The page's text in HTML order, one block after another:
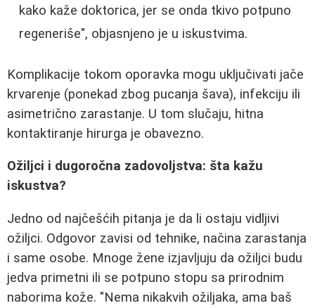
kako kaže doktorica, jer se onda tkivo potpuno
regeneriše", objasnjeno je u iskustvima.
Komplikacije tokom oporavka mogu uključivati jače
krvarenje (ponekad zbog pucanja šava), infekciju ili
asimetrično zarastanje. U tom slučaju, hitna
kontaktiranje hirurga je obavezno.
Ožiljci i dugoročna zadovoljstva: šta kažu
iskustva?
Jedno od najčešćih pitanja je da li ostaju vidljivi
ožiljci. Odgovor zavisi od tehnike, načina zarastanja
i same osobe. Mnoge žene izjavljuju da ožiljci budu
jedva primetni ili se potpuno stopu sa prirodnim
naborima kože. "Nema nikakvih ožiljaka, ama baš